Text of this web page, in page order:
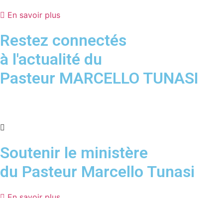
En savoir plus
Restez connectés
à l'actualité du
Pasteur MARCELLO TUNASI
Soutenir le ministère
du Pasteur Marcello Tunasi